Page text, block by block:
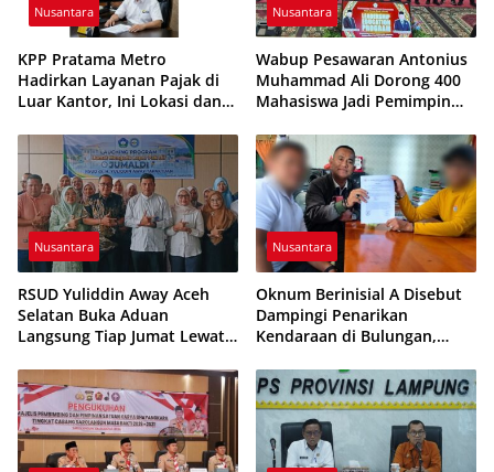
Nusantara
KPP Pratama Metro
Hadirkan Layanan Pajak di
Luar Kantor, Ini Lokasi dan
Nusantara
Wabup Pesawaran Antonius
Muhammad Ali Dorong 400
Mahasiswa Jadi Pemimpin
Nusantara
RSUD Yuliddin Away Aceh
Selatan Buka Aduan
Langsung Tiap Jumat Lewat
Nusantara
Oknum Berinisial A Disebut
Dampingi Penarikan
Kendaraan di Bulungan,